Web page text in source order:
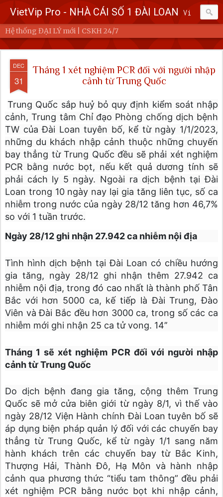
VietVip Pro - NHÀ CÁI SỐ 1 ĐÀI LOAN Vietvip Pro Sân chơi cá cược nhà cái hàng đầu Đài Loan. Vietvip Pro phát hành hơn 600 game cược khác nhau. Nạp tiền tại 7-Eleven, Family Mart, Okmart, Hilife, ATM. Rút tiền 24h không giới hạn. Uy tín khi bao rút, miễn phí 60kuai phí rút tiền. Hệ thống khuyến mãi cho cả hội viên mới và hội viên cũ, cskh 1:1 24/7.
Hệ thống ĐẠI LÝ mới | CSKH 24/7
DEC
31
Tháng 1 xét nghiệm PCR đối với người nhập
cảnh từ Trung Quốc
Trung Quốc sắp huỷ bỏ quy định kiểm soát nhập
cảnh, Trung tâm Chỉ đạo Phòng chống dịch bệnh
TW của Đài Loan tuyên bố, kể từ ngày 1/1/2023,
những du khách nhập cảnh thuộc những chuyến
bay thẳng từ Trung Quốc đều sẽ phải xét nghiệm
PCR bằng nước bọt, nếu kết quả dương tính sẽ
phải cách ly 5 ngày. Ngoài ra dịch bệnh tại Đài
Loan trong 10 ngày nay lại gia tăng liên tục, số ca
nhiễm trong nước của ngày 28/12 tăng hơn 46,7%
so với 1 tuần trước.
Ngày 28/12 ghi nhận 27.942 ca nhiễm nội địa
Tình hình dịch bệnh tại Đài Loan có chiều hướng
gia tăng, ngày 28/12 ghi nhận thêm 27.942 ca
nhiễm nội địa, trong đó cao nhất là thành phố Tân
Bắc với hơn 5000 ca, kế tiếp là Đài Trung, Đào
Viên và Đài Bắc đều hơn 3000 ca, trong số các ca
nhiễm mới ghi nhận 25 ca tử vong. 14’’
Tháng 1 sẽ xét nghiệm PCR đối với người nhập
cảnh từ Trung Quốc
Do dịch bệnh đang gia tăng, cộng thêm Trung
Quốc sẽ mở cửa biên giới từ ngày 8/1, vì thế vào
ngày 28/12 Viện Hành chính Đài Loan tuyên bố sẽ
áp dụng biện pháp quản lý đối với các chuyến bay
thẳng từ Trung Quốc, kể từ ngày 1/1 sang năm
hành khách trên các chuyến bay từ Bắc Kinh,
Thượng Hải, Thành Đô, Hạ Môn và hành nhập
cảnh qua phương thức “tiểu tam thông” đều phải
xét nghiệm PCR bằng nước bọt khi nhập cảnh,